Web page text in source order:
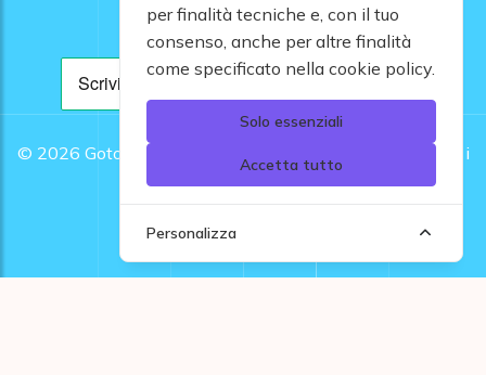
© 2026 Gotomare srl - Partita IVA 12948810960 .
Tutti i
diritti riservati.
per finalità tecniche e, con il tuo
consenso, anche per altre finalità
come specificato nella cookie policy.
Solo essenziali
Accetta tutto
Personalizza